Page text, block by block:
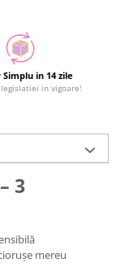
Simplu in 14 zile
in vigoare!
3
mereu